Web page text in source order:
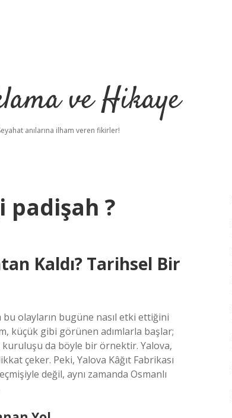
ve Hikaye
anılarına ilham veren fikirler!
padişah ?
Kaldı? Tarihsel Bir
bu olayların bugüne nasıl etki ettiğini
küçük gibi görünen adımlarla başlar;
kuruluşu da böyle bir örnektir. Yalova,
çeker. Peki, Yalova Kâğıt Fabrikası
değil, aynı zamanda Osmanlı